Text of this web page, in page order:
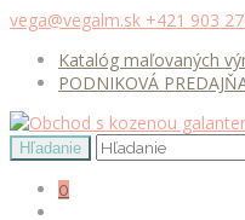
vega@vegalm.sk +421 903
Katalóg maľovaných
PODNIKOVÁ
0